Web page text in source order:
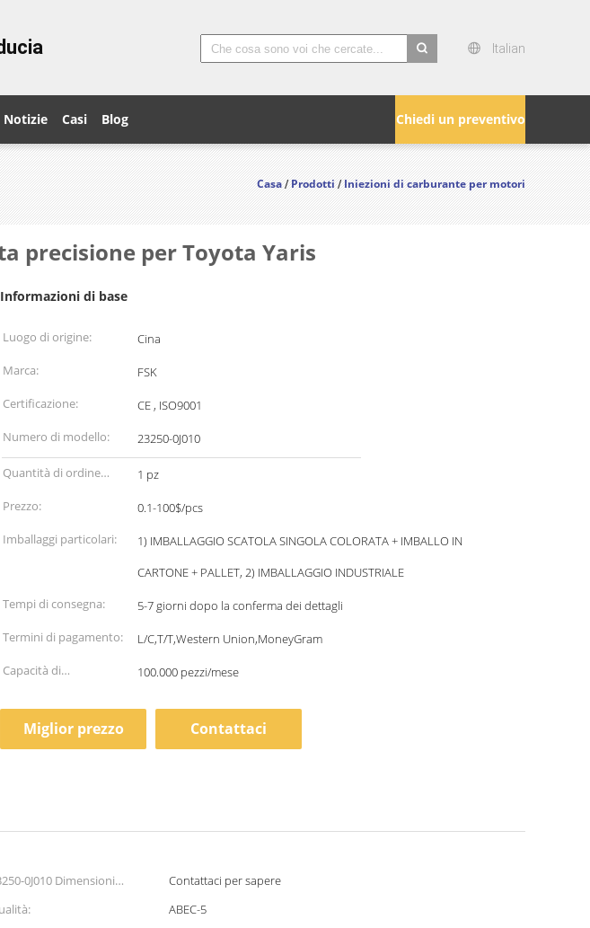
Italian
Chiedi un preventivo
Notizie Casi Blog
Casa /Prodotti/Iniezioni di carburante per motori
precisione per Toyota Yaris
Informazioni di base
Luogo di origine:
Cina
Marca:
FSK
Certificazione:
CE , ISO9001
Numero di modello:
23250-0J010
Quantità di ordine
minimo:
1 pz
Prezzo:
0.1-100$/pcs
Imballaggi particolari:
1) IMBALLAGGIO SCATOLA SINGOLA COLORATA + IMBALLO IN
CARTONE + PALLET, 2) IMBALLAGGIO INDUSTRIALE
Tempi di consegna:
5-7 giorni dopo la conferma dei dettagli
Termini di pagamento:
L/C,T/T,Western Union,MoneyGram
Capacità di
100.000 pezzi/mese
Miglior prezzo Contattaci
0J010 Dimensioni
Contattaci per sapere
ABEC-5